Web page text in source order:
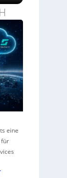
eine
für